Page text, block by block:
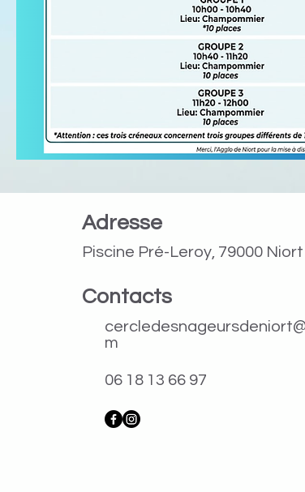
Adresse
Piscine Pré-Leroy, 79000 Niort
Contacts
m
06 18 13 66 97